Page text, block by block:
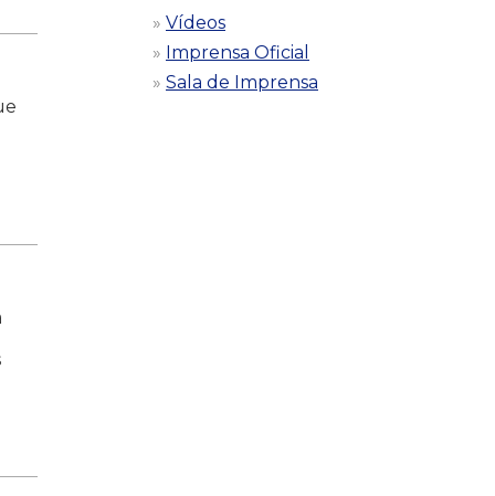
Vídeos
Imprensa Oficial
Sala de Imprensa